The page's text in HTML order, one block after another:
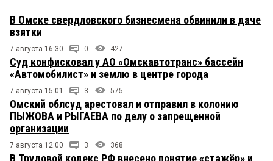
В Омске свердловского бизнесмена обвинили в даче
взятки
7 августа 16:30 0 427
Суд конфисковал у АО «Омскавтотранс» бассейн
«Автомобилист» и землю в центре города
7 августа 15:01 3 575
Омский облсуд арестовал и отправил в колонию
ПЫЖОВА и РЫГАЕВА по делу о запрещенной
организации
7 августа 12:00 3 368